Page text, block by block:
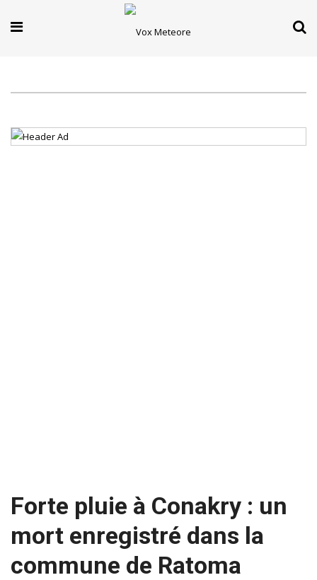
Forte pluie à Conakry : un
mort enregistré dans la
commune de Ratoma